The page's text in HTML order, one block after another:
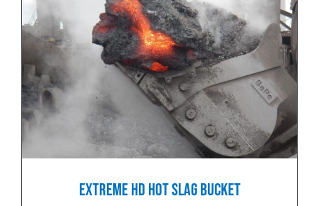
EXTREME HD HOT SLAG BUCKET